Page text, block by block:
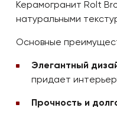
Керамогранит Rolt
натуральными
Основные
Элегантный
придает
Прочность и